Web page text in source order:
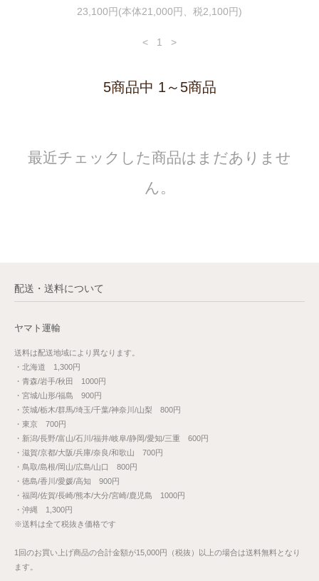
23,100円(本体21,000円、税2,100円)
< 1 >
5商品中 1～5商品
最近チェックした商品はまだありませ
ん。
配送・送料について
ヤマト運輸
送料は配送地域により異なります。
・北海道 1,300円
・青森/岩手/秋田 1000円
・宮城/山形/福島 900円
・茨城/栃木/群馬/埼玉/千葉/神奈川/山梨 800円
・東京 700円
・新潟/長野/富山/石川/福井/岐阜/静岡/愛知/三重 600円
・滋賀/京都/大阪/兵庫/奈良/和歌山 700円
・鳥取/島根/岡山/広島/山口 800円
・徳島/香川/愛媛/高知 900円
・福岡/佐賀/長崎/熊本/大分/宮崎/鹿児島 1000円
・沖縄 1,300円
※送料は全て税抜き価格です
1回のお買い上げ商品の合計金額が15,000円（税抜）以上の場合は送料無料となり
ます。